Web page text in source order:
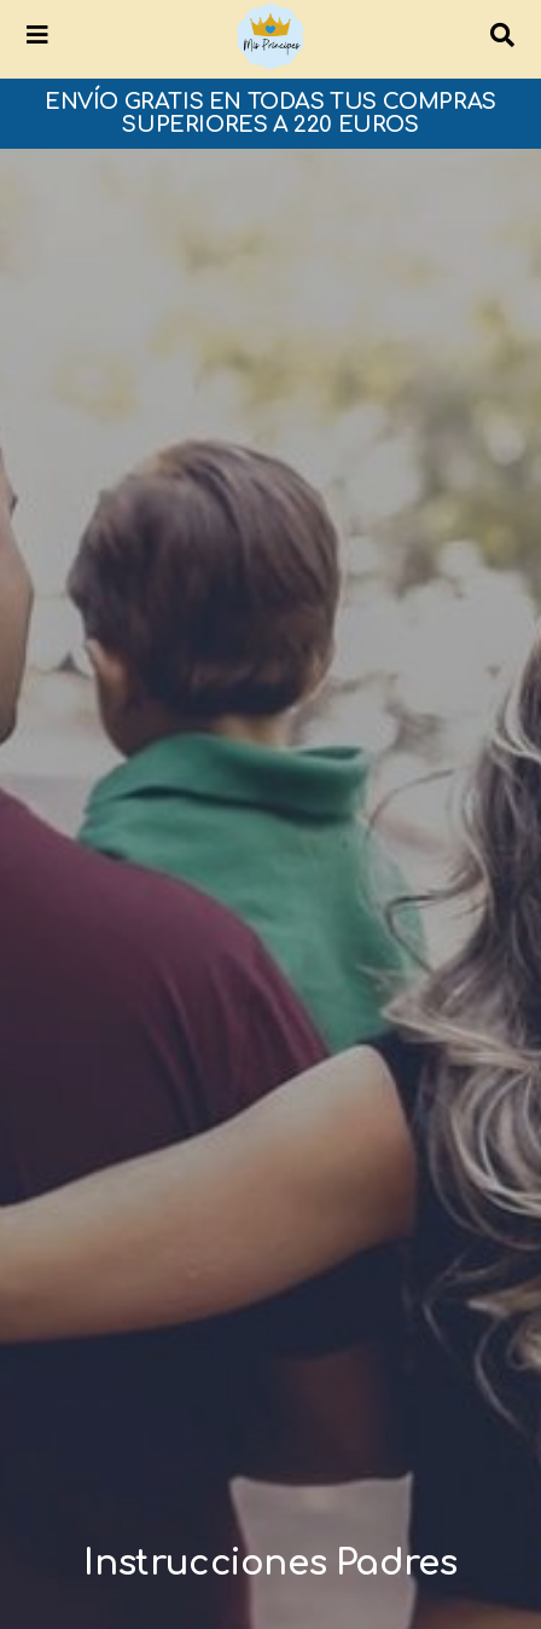
ENVÍO GRATIS EN TODAS TUS COMPRAS
SUPERIORES A 220 EUROS
Instrucciones Padres